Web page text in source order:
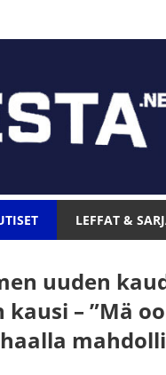
LEFFAT &
uuden
– ”Mä